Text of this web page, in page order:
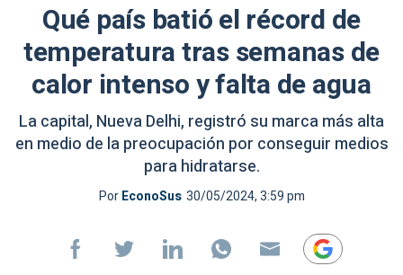
Qué país batió el récord de
temperatura tras semanas de
calor intenso y falta de agua
La capital, Nueva Delhi, registró su marca más alta
en medio de la preocupación por conseguir medios
para hidratarse.
PorEconoSus 30/05/2024, 3:59 pm